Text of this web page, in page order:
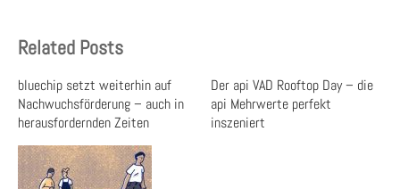
Related Posts
bluechip setzt weiterhin auf
Nachwuchsförderung – auch in
herausfordernden Zeiten
Der api VAD Rooftop Day – die
api Mehrwerte perfekt
inszeniert